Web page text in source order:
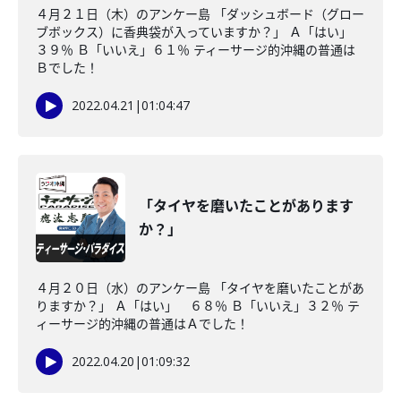
４月２１日（木）のアンケー島 「ダッシュボード（グロー
ブボックス）に香典袋が入っていますか？」 Ａ「はい」
３９％ Ｂ「いいえ」６１％ ティーサージ的沖縄の普通は
Ｂでした！
2022.04.21 |01:04:47
「タイヤを磨いたことがあります
か？」
４月２０日（水）のアンケー島 「タイヤを磨いたことがあ
りますか？」 Ａ「はい」 ６８％ Ｂ「いいえ」３２％ テ
ィーサージ的沖縄の普通はＡでした！
2022.04.20 |01:09:32